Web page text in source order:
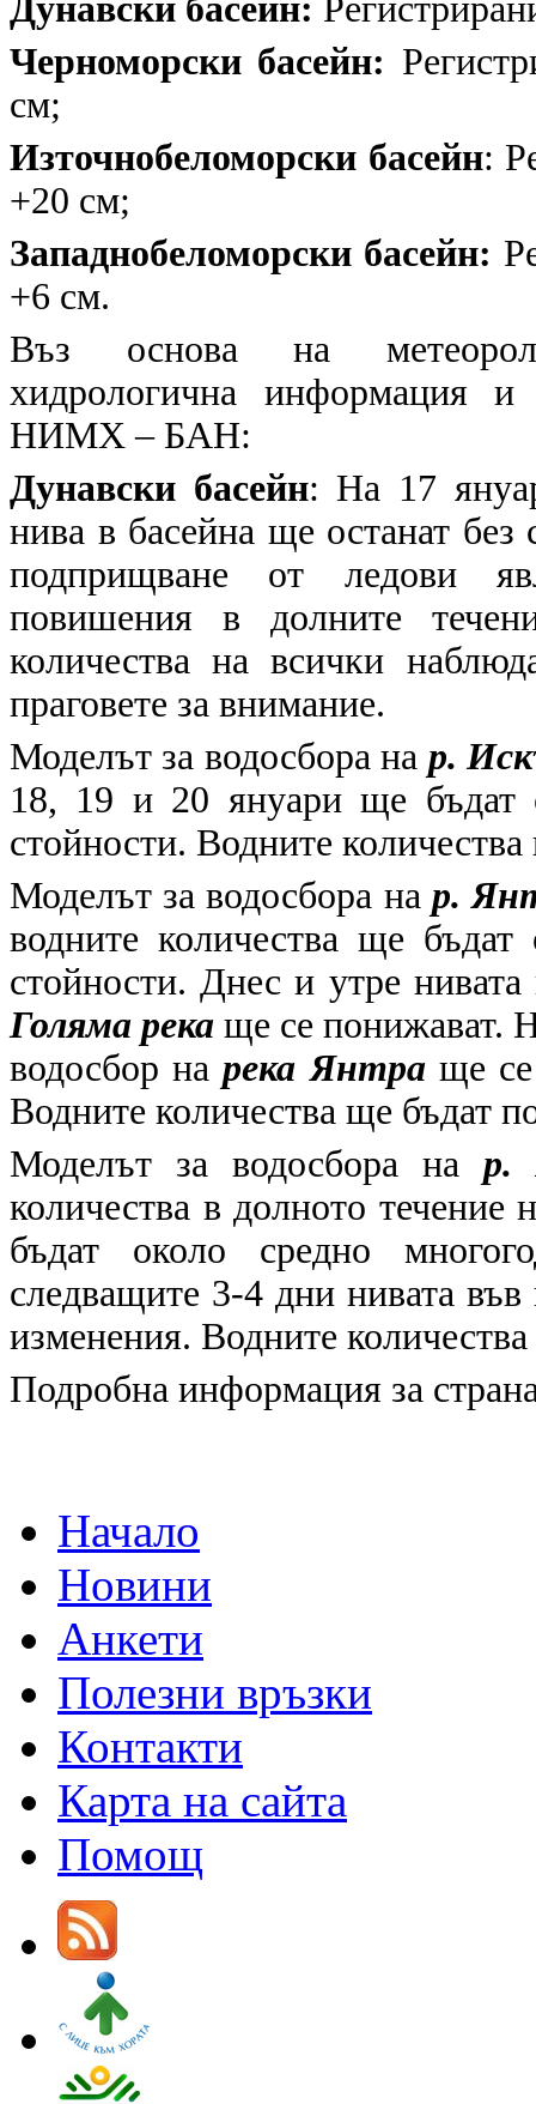
Дунавски басейн:
Черноморски басейн:
см;
Източнобеломорски басейн:
+20 см;
Западнобеломорски басейн:
+6 см.
Въз основа на
хидрологична информация и
НИМХ – БАН:
Дунавски басейн: На 17
нива в басейна ще останат
подприщване от ледови
повишения в долните
количества на всички
праговете за внимание.
Моделът за водосбора на р.
18, 19 и 20 януари ще бъдат
стойности. Водните
Моделът за водосбора на р.
водните количества ще
стойности. Днес и утре
Голяма река ще се понижават.
водосбор нарека Янтраще се
Водните количества ще бъдат
Моделът за водосбора на р.
количества в долното
бъдат около средно
следващите 3-4 дни нивата
изменения. Водните
Подробна информация за
Начало
Новини
Анкети
Полезни връзки
Контакти
Карта на сайта
Помощ